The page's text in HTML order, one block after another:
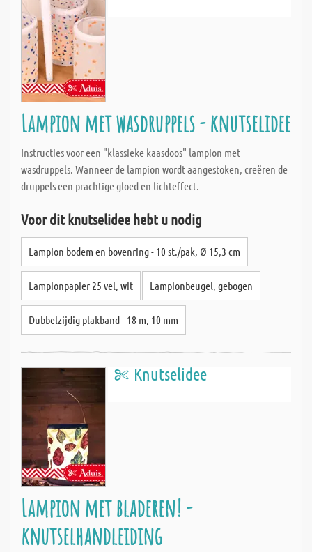
Lampion met wasdruppels - knutselidee
Instructies voor een "klassieke kaasdoos" lampion met
wasdruppels. Wanneer de lampion wordt aangestoken, creëren de
druppels een prachtige gloed en lichteffect.
Voor dit knutselidee hebt u nodig
Lampion bodem en bovenring - 10 st./pak, Ø 15,3 cm
Lampionpapier 25 vel, wit Lampionbeugel, gebogen
Dubbelzijdig plakband - 18 m, 10 mm
Knutselidee
Lampion met bladeren! -
knutselhandleiding